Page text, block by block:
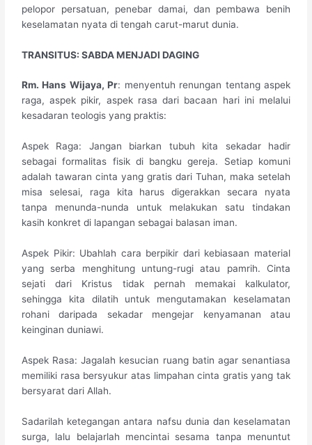
pelopor persatuan, penebar damai, dan pembawa benih
keselamatan nyata di tengah carut-marut dunia.
​TRANSITUS: SABDA MENJADI DAGING
​Rm. Hans Wijaya, Pr: menyentuh renungan tentang aspek
raga, aspek pikir, aspek rasa dari bacaan hari ini melalui
kesadaran teologis yang praktis:
​Aspek Raga: Jangan biarkan tubuh kita sekadar hadir
sebagai formalitas fisik di bangku gereja. Setiap komuni
adalah tawaran cinta yang gratis dari Tuhan, maka setelah
misa selesai, raga kita harus digerakkan secara nyata
tanpa menunda-nunda untuk melakukan satu tindakan
kasih konkret di lapangan sebagai balasan iman.
​Aspek Pikir: Ubahlah cara berpikir dari kebiasaan material
yang serba menghitung untung-rugi atau pamrih. Cinta
sejati dari Kristus tidak pernah memakai kalkulator,
sehingga kita dilatih untuk mengutamakan keselamatan
rohani daripada sekadar mengejar kenyamanan atau
keinginan duniawi.
​Aspek Rasa: Jagalah kesucian ruang batin agar senantiasa
memiliki rasa bersyukur atas limpahan cinta gratis yang tak
bersyarat dari Allah.
Sadarilah ketegangan antara nafsu dunia dan keselamatan
surga, lalu belajarlah mencintai sesama tanpa menuntut